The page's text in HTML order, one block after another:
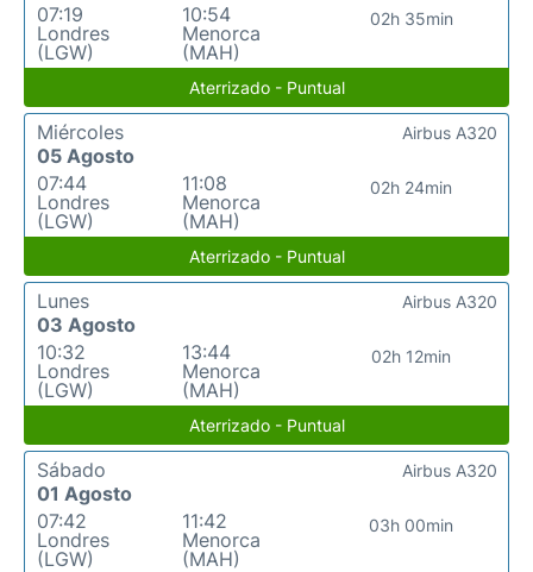
07:19
Londres
(LGW)
10:54
Menorca
(MAH)
02h 35min
Aterrizado - Puntual
Miércoles
05 Agosto
07:44
Londres
(LGW)
11:08
Menorca
(MAH)
02h 24min
Airbus A320
Aterrizado - Puntual
Lunes
03 Agosto
10:32
Londres
(LGW)
13:44
Menorca
(MAH)
02h 12min
Airbus A320
Aterrizado - Puntual
Sábado
01 Agosto
07:42
Londres
(LGW)
11:42
Menorca
(MAH)
03h 00min
Airbus A320